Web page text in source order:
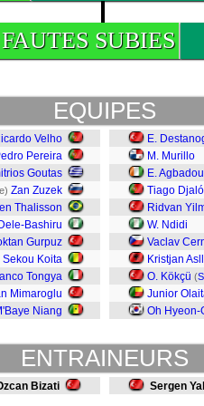
FAUTES SUBIES
EQUIPES
Velho
Pereira
Goutas
Zan Zuzek
Thalisson
Bashiru
Gurpuz
Sekou Koita
Tongya
Mimaroglu
Niang
E.
M. Murillo
E. Agbadou
Tiago Djaló
Ridvan
W. Ndidi
Vaclav
Kristjan
O. Kökçü (
Junior
Oh Hyeon-
ENTRAINEURS
Bizati Sergen